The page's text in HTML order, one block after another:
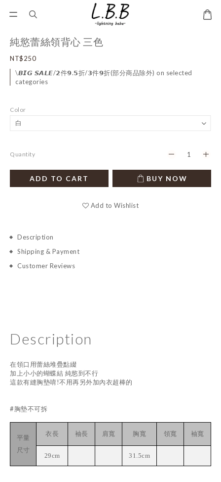
純慾蕾絲領背心 三色
NT$250
\𝘽𝙄𝙂 𝙎𝘼𝙇𝙀/𝟮件𝟵.𝟱折/𝟯件𝟵折(部分商品除外) on selected
categories
Color
Quantity
ADD TO CART BUY NOW
Add to Wishlist
Description
Shipping & Payment
Customer Reviews
Description
在領口用蕾絲堆疊點綴
加上小小的蝴蝶結 純慾到不行
這款有縫胸墊唷!不用再另外加內衣超棒的
#胸墊不可拆
平量
尺寸
衣長 袖長 肩寬 胸寬 領寬 袖寬
29cm 31.5cm